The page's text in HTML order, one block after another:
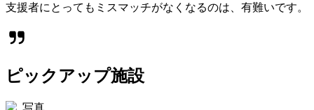
支援者にとってもミスマッチがなくなるのは、有難いです。
ピックアップ施設